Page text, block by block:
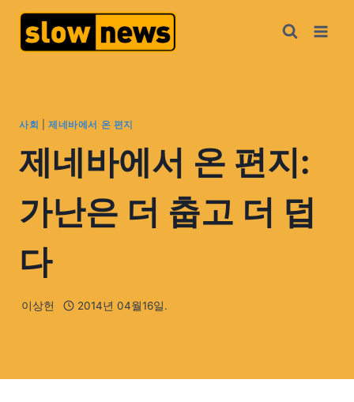
사회 제네바에서 온 편지
제네바에서 온 편지:
가난은 더 춥고 더 덥
다
이상헌 2014년 04월16일.